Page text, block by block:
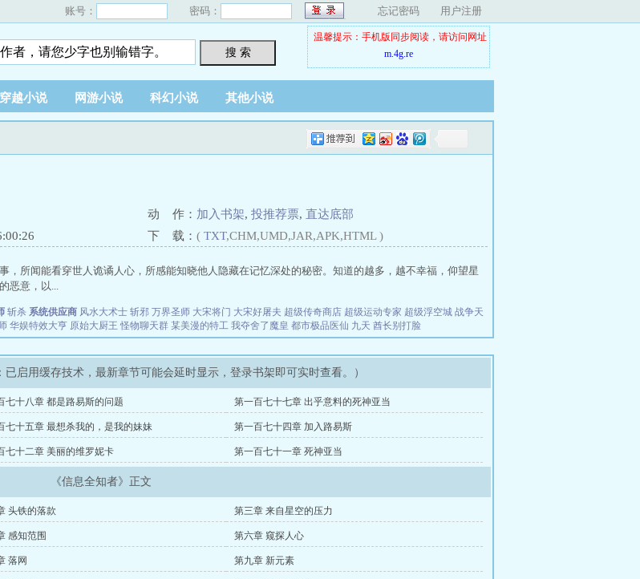
账号： 密码： 忘记密码 用户注册
搜 索
温馨提示：手机版同步阅读，请访问网址
m.4g.re
穿越小说 网游小说 科幻小说 其他小说
动 作： 加入书架, 投推荐票, 直达底部
下 载： ( TXT,CHM,UMD,JAR,APK,HTML )
，所闻能看穿世人诡谲人心，所感能知晓他人隐藏在记忆深处的秘密。知道的越多，越不幸福，仰望星
恶意，以...
斩杀 系统供应商 风水大术士 斩邪 万界圣师 大宋将门 大宋好屠夫 超级传奇商店 超级运动专家 超级浮空城 战争天
华娱特效大亨 原始大厨王 怪物聊天群 某美漫的特工 我夺舍了魔皇 都市极品医仙 九天 酋长别打脸
已启用缓存技术，最新章节可能会延时显示，登录书架即可实时查看。）
七十八章 都是路易斯的问题 第一百七十七章 出乎意料的死神亚当
七十五章 最想杀我的，是我的妹妹 第一百七十四章 加入路易斯
七十二章 美丽的维罗妮卡 第一百七十一章 死神亚当
《信息全知者》正文
头铁的落款 第三章 来自星空的压力
感知范围 第六章 窥探人心
落网 第九章 新元素